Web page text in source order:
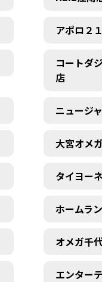
アポロ２１
コートダ
店
ニュージ
大宮オメ
タイヨー
ホームラ
オメガ千
エンター